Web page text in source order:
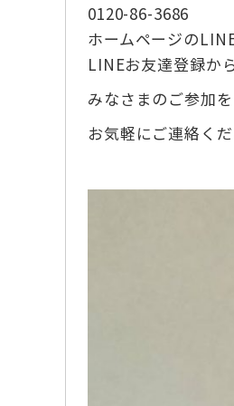
0120-86-3686
ホームページの
LINEお友達登録か
みなさまのご参加
お気軽にご連絡く